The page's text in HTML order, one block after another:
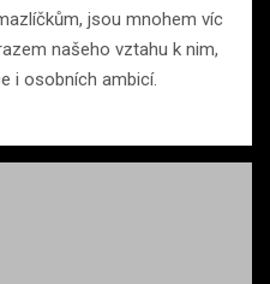
jsou mnohem víc
našeho vztahu k nim,
i osobních ambicí.